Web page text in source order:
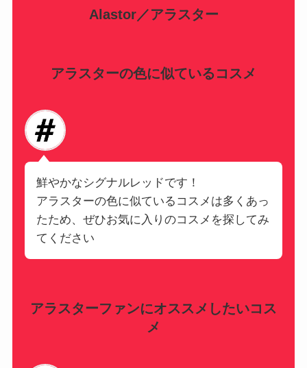
Alastor／アラスター
アラスターの色に似ているコスメ
鮮やかなシグナルレッドです！
アラスターの色に似ているコスメは多くあっ
たため、ぜひお気に入りのコスメを探してみ
てください
アラスターファンにオススメしたいコス
メ